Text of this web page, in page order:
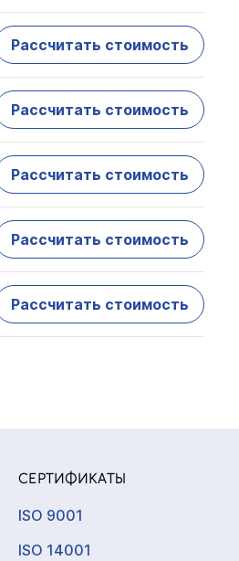
Рассчитать стоимость
Рассчитать стоимость
Рассчитать стоимость
Рассчитать стоимость
Рассчитать стоимость
СЕРТИФИКАТЫ
ISO 9001
ISO 14001